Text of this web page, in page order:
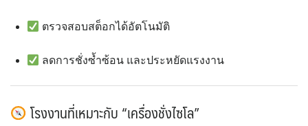
ตรวจสอบสต็อกได้อัตโนมัติ
ลดการชั่งซ้ำซ้อน และประหยัดแรงงาน
โรงงานที่เหมาะกับ “เครื่องชั่งไซโล”